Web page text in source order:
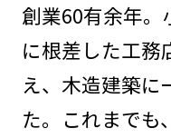
創業60有余年
に根差した工務
え、木造建築に
た。これまでも